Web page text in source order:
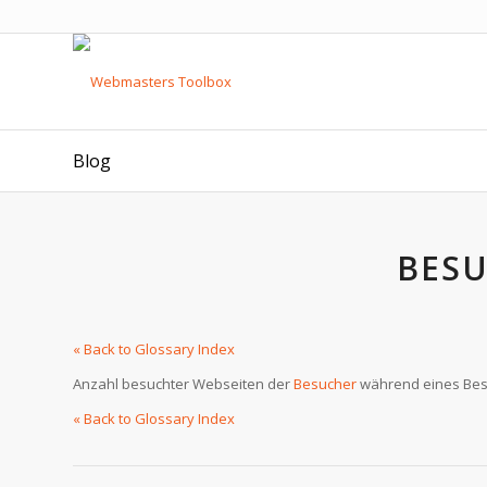
Blog
« Back to Glossary Index
Anzahl besuchter Webseiten derBesucherwährend eines
« Back to Glossary Index